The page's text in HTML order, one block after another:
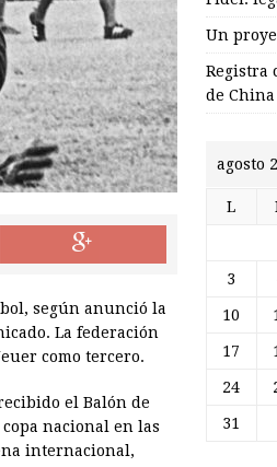
según anunció la
La federación
como tercero.
el Balón de
copa nacional en las
internacional,
Un
Registra
de China
agosto
L
3
10
17
24
31